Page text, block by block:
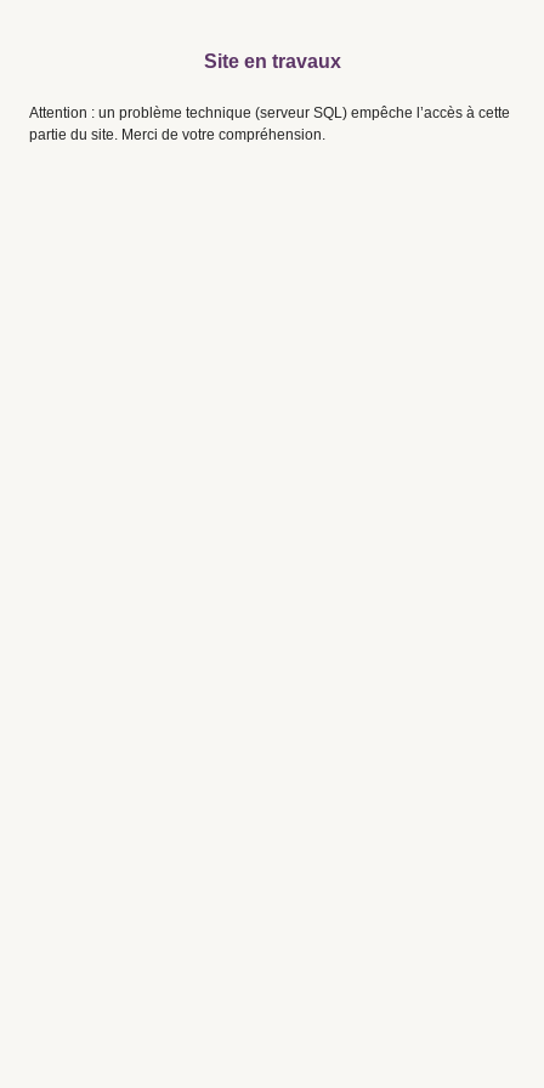
Site en travaux
Attention : un problème technique (serveur SQL) empêche l’accès à cette
partie du site. Merci de votre compréhension.